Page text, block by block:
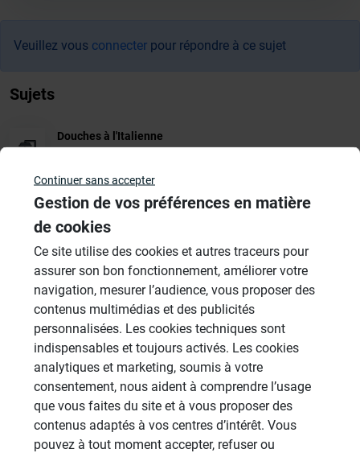
Veuillez vous connecter pour répondre à ce sujet
Sujets
Douches à l'Italienne
Cabines de hammam
26 Sujets
1206 Sujets
Aménagement Agencement
21 Sujets
Revêtement Finition
19 Sujets
Continuer sans accepter
Gestion de vos préférences en matière
de cookies
Ce site utilise des cookies et autres traceurs pour
assurer son bon fonctionnement, améliorer votre
navigation, mesurer l’audience, vous proposer des
contenus multimédias et des publicités
personnalisées. Les cookies techniques sont
indispensables et toujours activés. Les cookies
analytiques et marketing, soumis à votre
consentement, nous aident à comprendre l’usage
que vous faites du site et à vous proposer des
contenus adaptés à vos centres d’intérêt. Vous
pouvez à tout moment accepter, refuser ou